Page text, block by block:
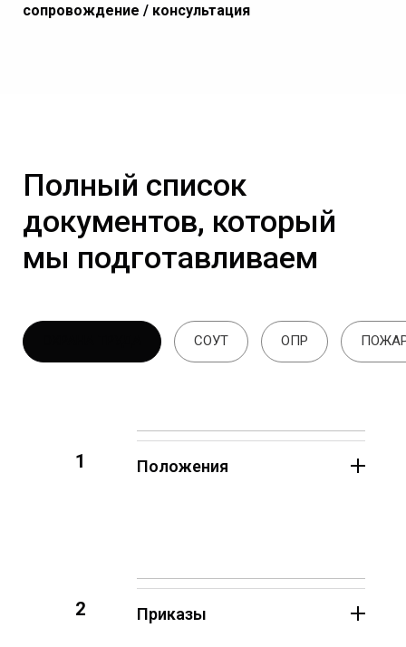
сопровождение / консультация
Полный список
документов, который
мы подготавливаем
СОУТ ОПР
1 Положения
2 Приказы